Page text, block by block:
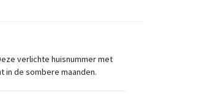
verlichte huisnummer met
in de sombere maanden.